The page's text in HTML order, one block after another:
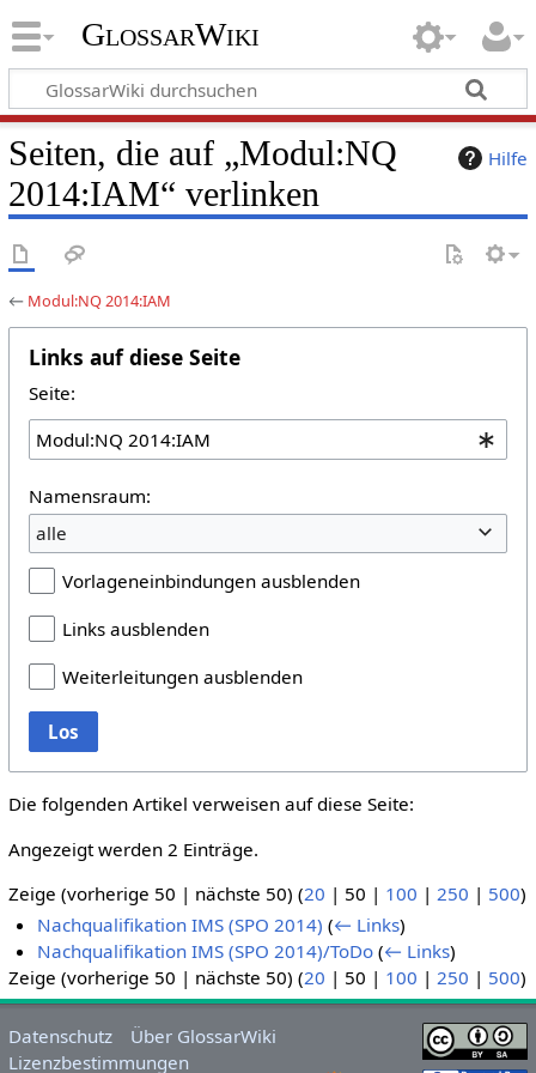
GlossarWiki
Hilfe
Seiten, die auf „Modul:NQ
2014:IAM“ verlinken
← Modul:NQ 2014:IAM
Links auf diese Seite
Seite:
Namensraum:
alle
Vorlageneinbindungen ausblenden
Links ausblenden
Weiterleitungen ausblenden
Los
Die folgenden Artikel verweisen auf diese Seite:
Angezeigt werden 2 Einträge.
Zeige (vorherige 50 | nächste 50) (20 | 50 | 100 | 250 | 500)
Nachqualifikation IMS (SPO 2014) (← Links)
Nachqualifikation IMS (SPO 2014)/ToDo (← Links)
Zeige (vorherige 50 | nächste 50) (20 | 50 | 100 | 250 | 500)
Datenschutz
Über GlossarWiki
Lizenzbestimmungen